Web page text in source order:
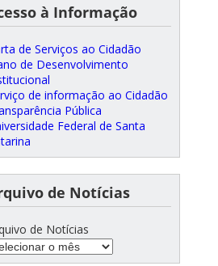
à Informação
de Serviços ao Cidadão
de Desenvolvimento
de informação ao Cidadão
Pública
Federal de Santa
de Notícias
de Notícias